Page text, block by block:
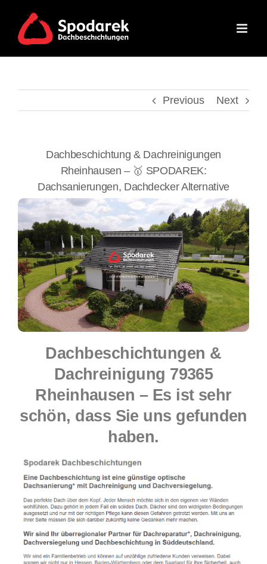
content
Previous Next
Dachbeschichtung & Dachreinigungen
Rheinhausen – 🥇 SPODAREK:
Dachsanierungen, Dachdecker Alternative
Dachbeschichtungen &
Dachreinigung 79365
Rheinhausen – Es ist sehr
schön, dass Sie uns gefunden
haben.